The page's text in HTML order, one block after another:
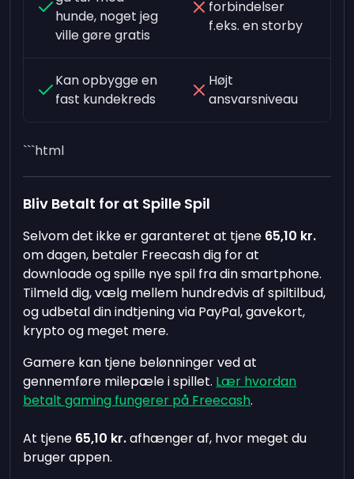
hunde, noget jeg
ville gøre gratis
forbindelser
f.eks. en storby
Kan opbygge en
fast kundekreds
Højt
ansvarsniveau
```html
Bliv Betalt for at Spille Spil
Selvom det ikke er garanteret at tjene 65,10 kr.
om dagen, betaler Freecash dig for at
downloade og spille nye spil fra din smartphone.
Tilmeld dig, vælg mellem hundredvis af spiltilbud,
og udbetal din indtjening via PayPal, gavekort,
krypto og meget mere.
Gamere kan tjene belønninger ved at
gennemføre milepæle i spillet. Lær hvordan
betalt gaming fungerer på Freecash.
At tjene 65,10 kr.afhænger af, hvor meget du
bruger appen.